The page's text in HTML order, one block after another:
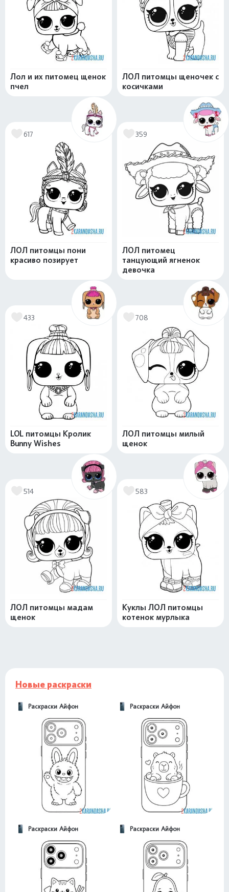
Лол и их питомец щенок
пчел
ЛОЛ питомцы щеночек с
косичками
617
ЛОЛ питомцы пони
красиво позирует
359
ЛОЛ питомец
танцующий ягненок
девочка
433
LOL питомцы Кролик
Bunny Wishes
708
ЛОЛ питомцы милый
щенок
514
ЛОЛ питомцы мадам
щенок
583
Куклы ЛОЛ питомцы
котенок мурлыка
Новые раскраски
Раскраски Айфон Раскраски Айфон
Раскраски Айфон Раскраски Айфон